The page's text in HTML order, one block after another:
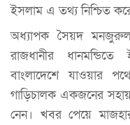
ইসলাম এ তথ্য নিশ্চিত
অধ্যাপক সৈয়দ
রাজধানীর
বাংলাদেশে যাওয়ার
গাড়িচালক একজনের
নেন। খবর পেয়ে